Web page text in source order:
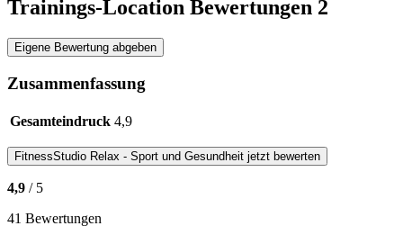
Trainings-Location Bewertungen 2
Eigene Bewertung abgeben
Zusammenfassung
Gesamteindruck 4,9
FitnessStudio Relax - Sport und Gesundheit jetzt bewerten
4,9 / 5
41 Bewertungen